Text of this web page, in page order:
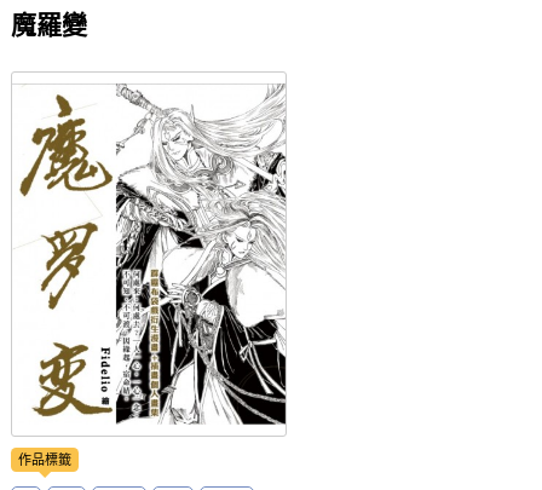
會員功能選單
會員中心
註冊會員
登入
魔羅變
作品標籤